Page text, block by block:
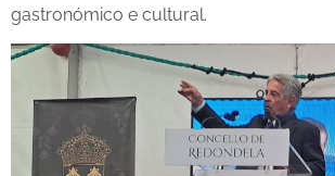
gastronómico e cultural.